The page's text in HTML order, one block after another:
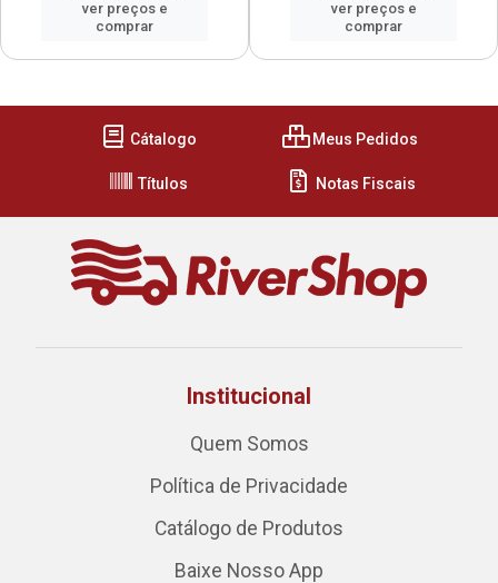
ver preços e
comprar
ver preços e
comprar
Cátalogo Meus Pedidos
Títulos Notas Fiscais
Institucional
Quem Somos
Política de Privacidade
Catálogo de Produtos
Baixe Nosso App